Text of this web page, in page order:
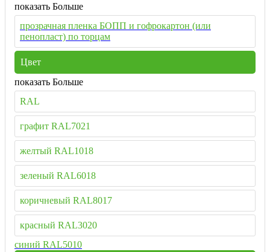
показать Больше
прозрачная пленка БОПП и гофрокартон (или
пенопласт) по торцам
Цвет
показать Больше
RAL
графит RAL7021
желтый RAL1018
зеленый RAL6018
коричневый RAL8017
красный RAL3020
синий RAL5010